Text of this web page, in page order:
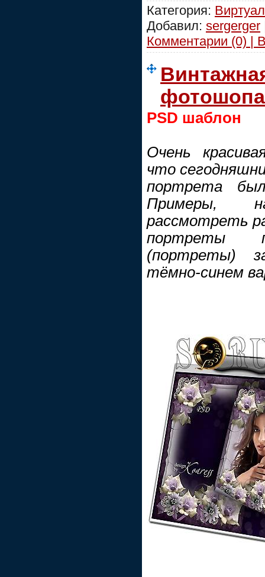
Категория:
Добавил: sergerger
Комментарии (0) |
PSD шаблон
Очень
что
портрета
Примеры,
рассмотреть
портреты
(портреты)
тёмно-синем